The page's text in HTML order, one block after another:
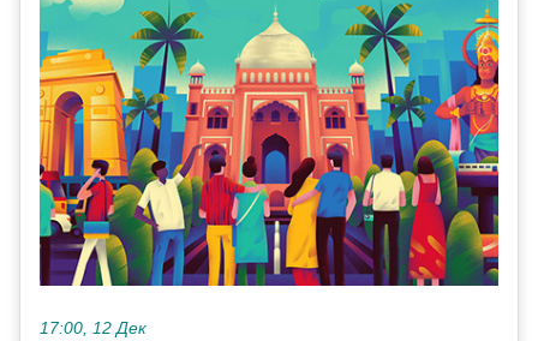
17:00, 12 Дек